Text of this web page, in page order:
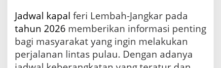
Jadwal kapal
tahun 2026 memberikan informasi penting
bagi masyarakat yang ingin melakukan
perjalanan lintas pulau. Dengan adanya